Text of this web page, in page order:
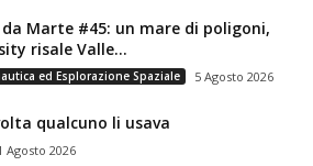
da Marte #45: un mare di poligoni,
risale Valle...
ed Esplorazione Spaziale 5 Agosto 2026
qualcuno li usava
Agosto 2026